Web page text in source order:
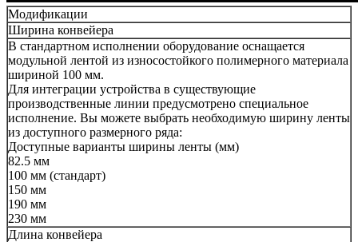
Модификации
Ширина конвейера
В стандартном исполнении оборудование оснащается
модульной лентой из износостойкого полимерного материала
шириной 100 мм.
Для интеграции устройства в существующие
производственные линии предусмотрено специальное
исполнение. Вы можете выбрать необходимую ширину ленты
из доступного размерного ряда:
Доступные варианты ширины ленты (мм)
82.5 мм
100 мм (стандарт)
150 мм
190 мм
230 мм
Длина конвейера